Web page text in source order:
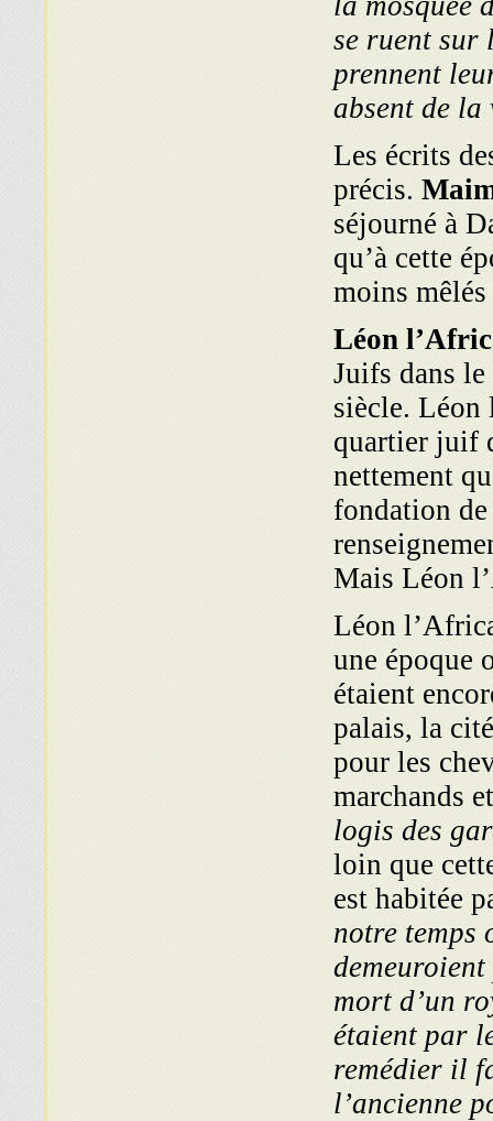
se ruent sur
prennent
absent de
Les écrits
précis.
séjourné à
qu’à cette
moins
Léon
Juifs dans
siècle.
quartier juif
nettement
fondation
Mais Léon
Léon
une époque
étaient
palais, la
pour les
marchands
logis des
loin que
est habitée
notre temps
mort d’un
étaient par
remédier il
l’ancienne